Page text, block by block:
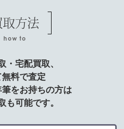
取方法
how to
・宅配買取、
料で査定
をお持ちの方は
も可能です。